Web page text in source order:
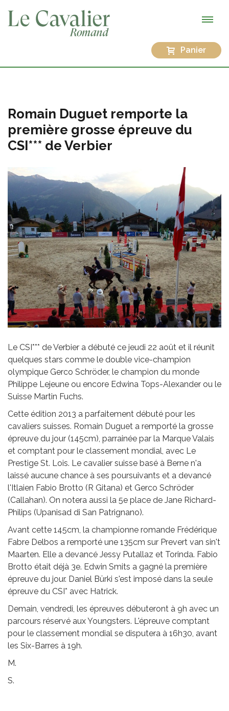
Panier
Romain Duguet remporte la
première grosse épreuve du
CSI*** de Verbier
Le CSI*** de Verbier a débuté ce jeudi 22 août et il réunit
quelques stars comme le double vice-champion
olympique Gerco Schröder, le champion du monde
Philippe Lejeune ou encore Edwina Tops-Alexander ou le
Suisse Martin Fuchs.
Cette édition 2013 a parfaitement débuté pour les
cavaliers suisses. Romain Duguet a remporté la grosse
épreuve du jour (145cm), parrainée par la Marque Valais
et comptant pour le classement mondial, avec Le
Prestige St. Lois. Le cavalier suisse basé à Berne n'a
laissé aucune chance à ses poursuivants et a devancé
l'Itlaien Fabio Brotto (R Gitana) et Gerco Schröder
(Callahan). On notera aussi la 5e place de Jane Richard-
Philips (Upanisad di San Patrignano).
Avant cette 145cm, la championne romande Frédérique
Fabre Delbos a remporté une 135cm sur Prevert van sin't
Maarten. Elle a devancé Jessy Putallaz et Torinda. Fabio
Brotto était déjà 3e. Edwin Smits a gagné la première
épreuve du jour. Daniel Bürki s'est imposé dans la seule
épreuve du CSI* avec Hatrick.
Demain, vendredi, les épreuves débuteront à 9h avec un
parcours réservé aux Youngsters. L'épreuve comptant
pour le classement mondial se disputera à 16h30, avant
les Six-Barres à 19h.
M.
S.